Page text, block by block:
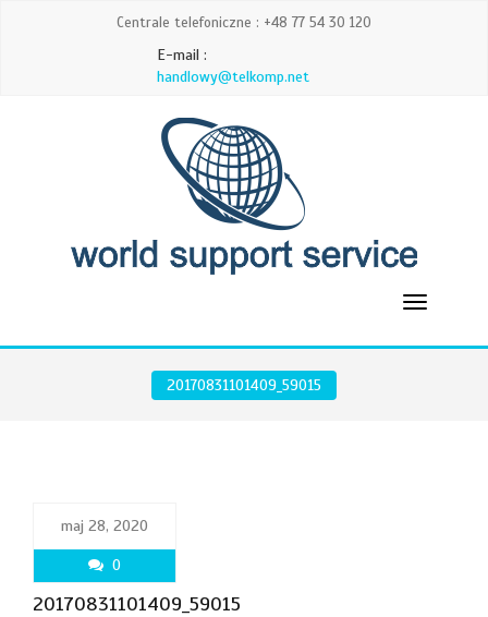
Centrale telefoniczne : +48 77 54 30 120
E-mail :
handlowy@telkomp.net
20170831101409_59015
maj 28, 2020
0
20170831101409_59015